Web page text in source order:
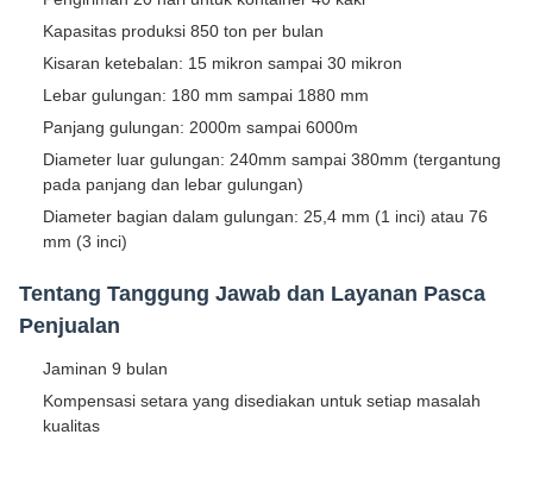
Kapasitas produksi 850 ton per bulan
Kisaran ketebalan: 15 mikron sampai 30 mikron
Lebar gulungan: 180 mm sampai 1880 mm
Panjang gulungan: 2000m sampai 6000m
Diameter luar gulungan: 240mm sampai 380mm (tergantung
pada panjang dan lebar gulungan)
Diameter bagian dalam gulungan: 25,4 mm (1 inci) atau 76
mm (3 inci)
Tentang Tanggung Jawab dan Layanan Pasca
Penjualan
Jaminan 9 bulan
Kompensasi setara yang disediakan untuk setiap masalah
kualitas